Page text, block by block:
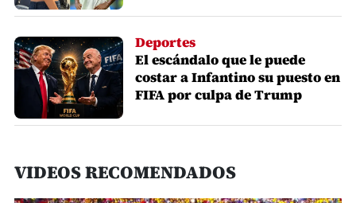
Deportes
El escándalo que le puede
costar a Infantino su puesto en
FIFA por culpa de Trump
VIDEOS RECOMENDADOS